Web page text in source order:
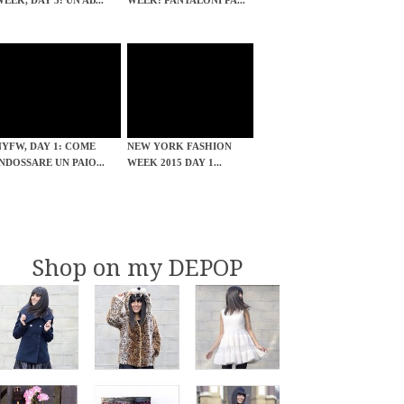
DAY 1: COME
UN PAIO...
NEW YORK FASHION
WEEK 2015 DAY 1...
Shop on my DEPOP